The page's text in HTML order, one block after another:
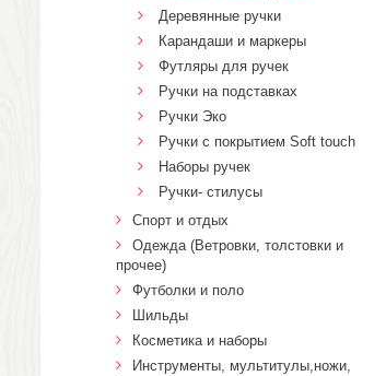
Деревянные ручки
Карандаши и маркеры
Футляры для ручек
Ручки на подставках
Ручки Эко
Ручки с покрытием Soft touch
Наборы ручек
Ручки- стилусы
Спорт и отдых
Одежда (Ветровки, толстовки и
прочее)
Футболки и поло
Шильды
Косметика и наборы
Инструменты, мультитулы,ножи,